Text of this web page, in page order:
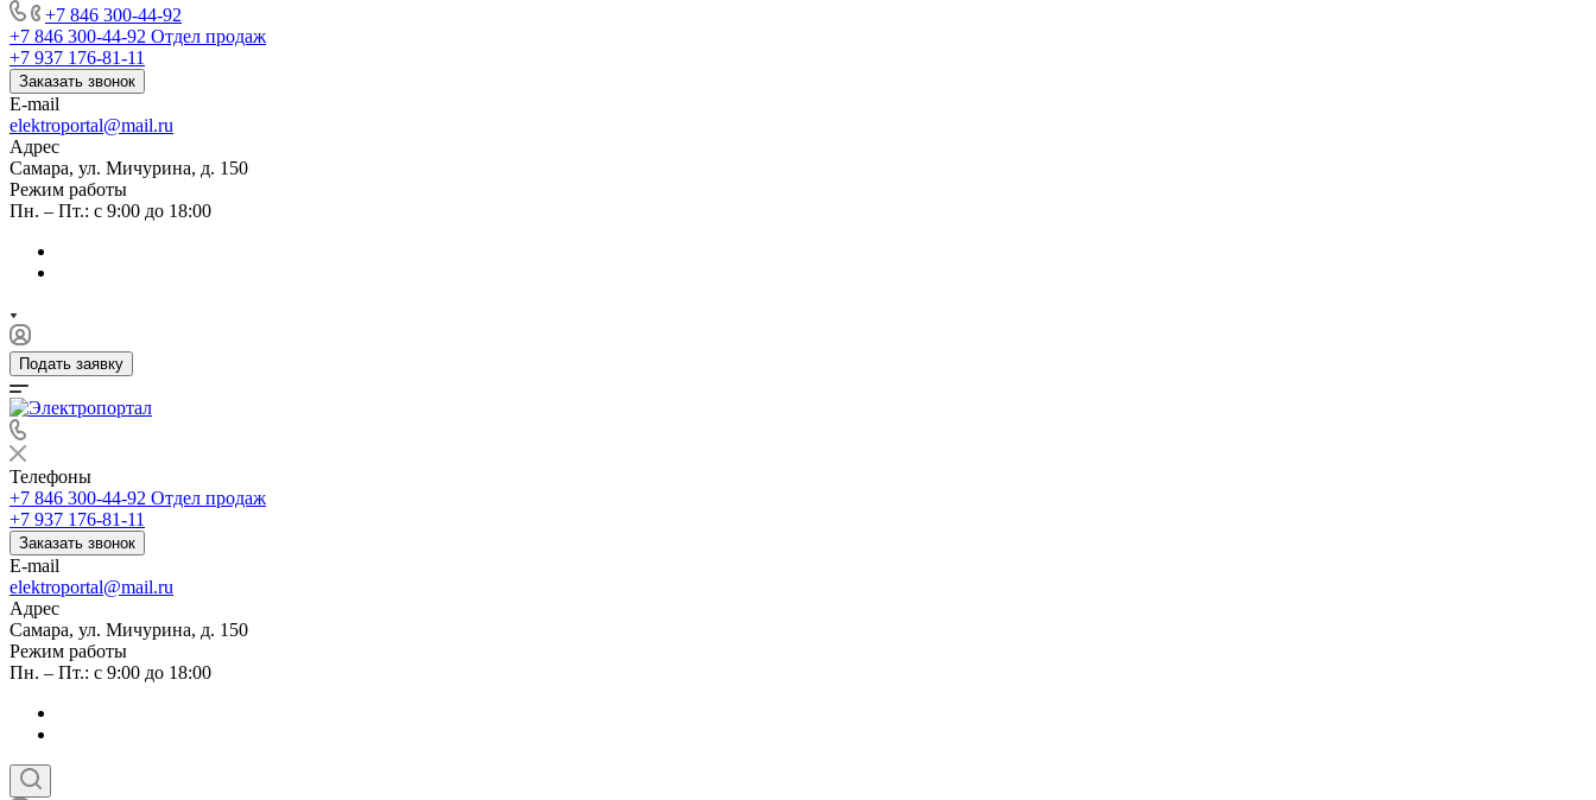
+7 846 300-44-92
+7 846 300-44-92 Отдел продаж
+7 937 176-81-11
Заказать звонок
E-mail
elektroportal@mail.ru
Адрес
Самара, ул. Мичурина, д. 150
Режим работы
Пн. – Пт.: с 9:00 до 18:00
Подать заявку
Телефоны
+7 846 300-44-92 Отдел продаж
+7 937 176-81-11
Заказать звонок
E-mail
elektroportal@mail.ru
Адрес
Самара, ул. Мичурина, д. 150
Режим работы
Пн. – Пт.: с 9:00 до 18:00